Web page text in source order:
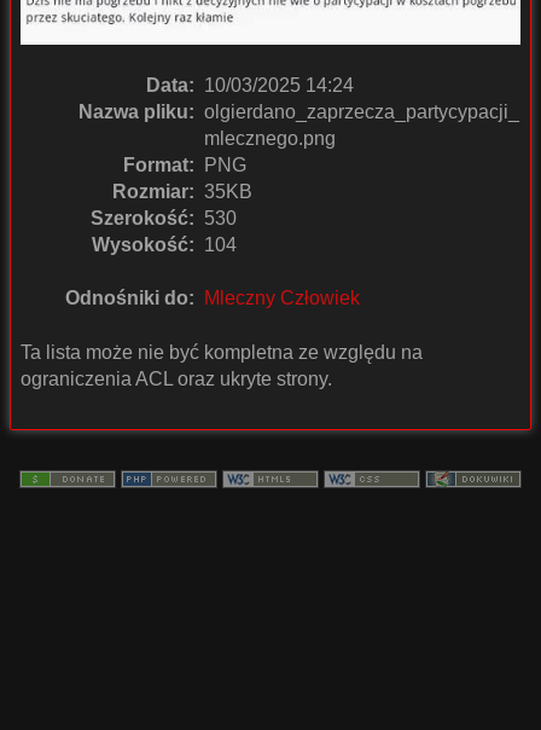
Data: 10/03/2025 14:24
Nazwa pliku: olgierdano_zaprzecza_partycypacji_
mlecznego.png
Format:
PNG
Rozmiar: 35KB
Szerokość: 530
Wysokość: 104
Odnośniki do: Mleczny Człowiek
Ta lista może nie być kompletna ze względu na
ograniczenia ACL oraz ukryte strony.